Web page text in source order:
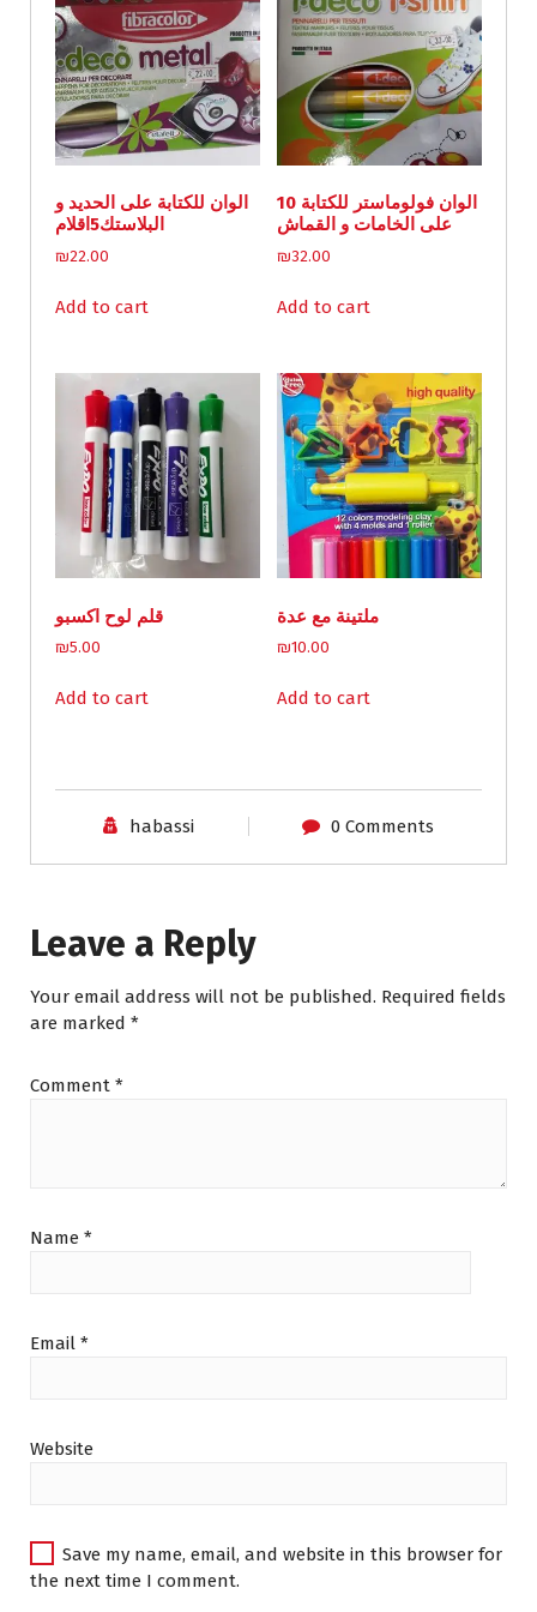
الوان للكتابة على الحديد و
البلاستك5اقلام
₪22.00
Add to cart
10 الوان فولوماستر للكتابة
على الخامات و القماش
₪32.00
Add to cart
قلم لوح اكسبو
₪5.00
Add to cart
ملتينة مع عدة
₪10.00
Add to cart
habassi 0 Comments
Leave a Reply
Your email address will not be published. Required fields
are marked *
Comment *
Name *
Email *
Website
Save my name, email, and website in this browser for
the next time I comment.